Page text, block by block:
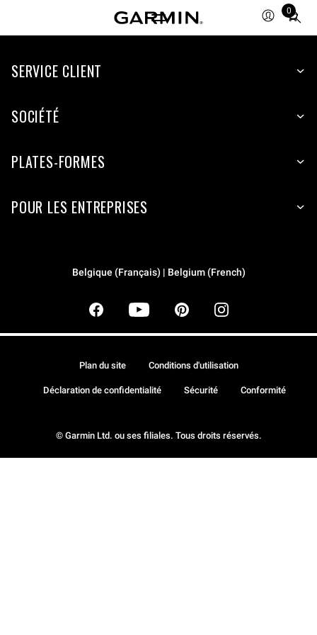
0
Total
items
cart:
SERVICE CLIENT
SOCIÉTÉ
PLATES-FORMES
POUR LES ENTREPRISES
Belgique (Français) | Belgium (French)
© Garmin Ltd. ou ses filiales. Tous droits réservés.
Plan du site Conditions d'utilisation
Déclaration de confidentialité Sécurité Conformité